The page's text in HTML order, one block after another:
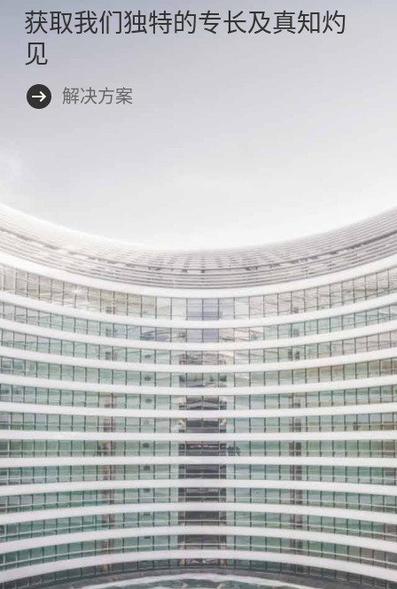
获取我们独特的专长及真知灼
见
解决方案